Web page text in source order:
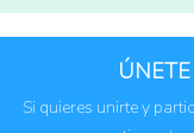
Estados Unidos
Si quieres unirte y